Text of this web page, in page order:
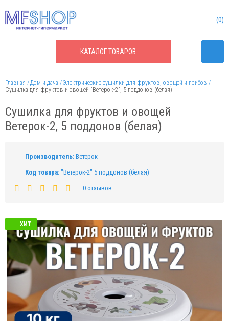
КАТАЛОГТОВАРОВ
0
Главная Дом и дача
Электрические сушилки для фруктов, овощей и грибов
Сушилка для фруктов и овощей "Ветерок-2", 5 поддонов (белая)
Сушилка для фруктов и овощей
Ветерок-2, 5 поддонов (белая)
Производитель: Ветерок
Код товара: "Ветерок-2" 5 поддонов (белая)
0 отзывов
ХИТ